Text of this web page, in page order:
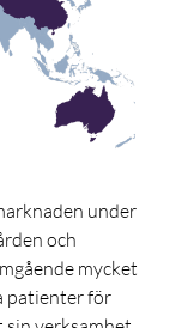
under
och
mycket
patienter för